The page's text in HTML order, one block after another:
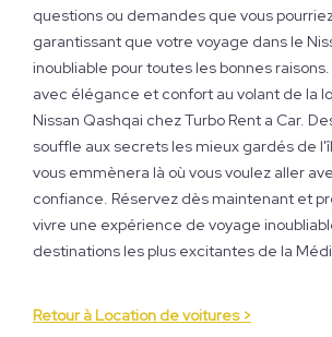
questions ou demandes que vous
garantissant que votre voyage dans le
inoubliable pour toutes les bonnes
avec élégance et confort au volant de la
Nissan Qashqai chez Turbo Rent a Car.
souffle aux secrets les mieux gardés de
vous emmènera là où vous voulez aller
confiance. Réservez dès maintenant et
vivre une expérience de voyage
destinations les plus excitantes de la
Retour à Location de voitures >